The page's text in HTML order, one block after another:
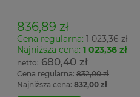
836,89 zł
Cena regularna: 1 023,36 zł
Najniższa cena: 1 023,36 zł
680,40 zł
Cena regularna: 832,00 zł
Najniższa cena: 832,00 zł